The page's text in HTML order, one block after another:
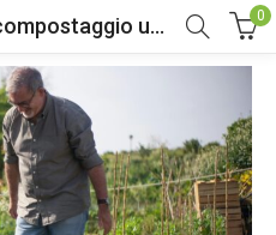
Posts tagged "compostaggio urbano" 0